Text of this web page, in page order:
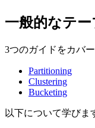
一般的なテ
3つのガイドをカバー
Partitioning
Clustering
Bucketing
以下について学びま